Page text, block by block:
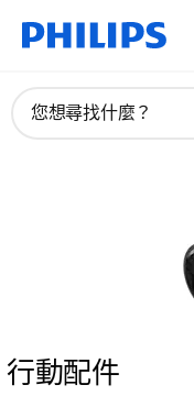
您想尋找什麼？
行動配件